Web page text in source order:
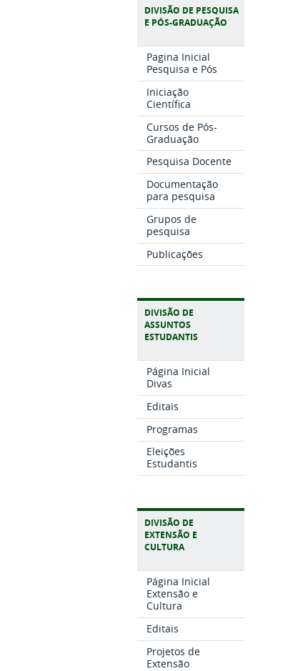
DIVISÃO DE PESQUISA
E PÓS-GRADUAÇÃO
Pagina Inicial
Pesquisa e Pós
Iniciação
Científica
Cursos de Pós-
Graduação
Pesquisa Docente
Documentação
para pesquisa
Grupos de
pesquisa
Publicações
DIVISÃO DE
ASSUNTOS
ESTUDANTIS
Página Inicial
Divas
Editais
Programas
Eleições
Estudantis
DIVISÃO DE
EXTENSÃO E
CULTURA
Página Inicial
Extensão e
Cultura
Editais
Projetos de
Extensão